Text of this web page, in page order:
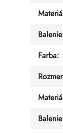
Balenie
Farba:
Rozmer
Balenie